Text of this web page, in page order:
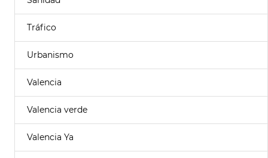
Tráfico
Urbanismo
Valencia
Valencia verde
Valencia Ya